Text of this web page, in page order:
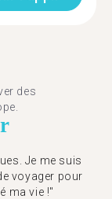
des
Je me suis
voyager pour
ma vie !"